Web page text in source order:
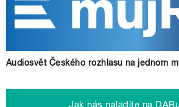
Audiosvět Českého rozhlasu na jednom
Jak nás naladíte na